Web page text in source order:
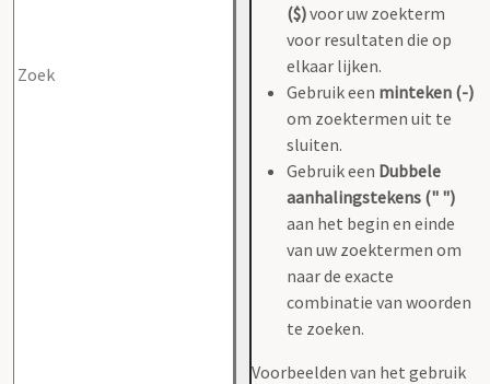
($)voor uw zoekterm
voor resultaten die op
elkaar lijken.
Gebruik een minteken (-)
om zoektermen uit te
sluiten.
Gebruik een Dubbele
aanhalingstekens (" ")
aan het begin en einde
van uw zoektermen om
naar de exacte
combinatie van woorden
te zoeken.
Voorbeelden van het gebruik